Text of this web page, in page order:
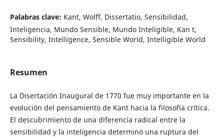
Palabras clave: Kant, Wolff, Dissertatio, Sensibilidad,
Inteligencia, Mundo Sensible, Mundo Inteligible, Kan t,
Sensibility, Intelligence, Sensible World, Intelligible World
Resumen
La Disertación Inaugural de 1770 fue muy importante en la
evolución del pensamiento de Kant hacia la filosofía crítica.
El descubrimiento de una diferencia radical entre la
sensibilidad y la inteligencia determinó una ruptura del